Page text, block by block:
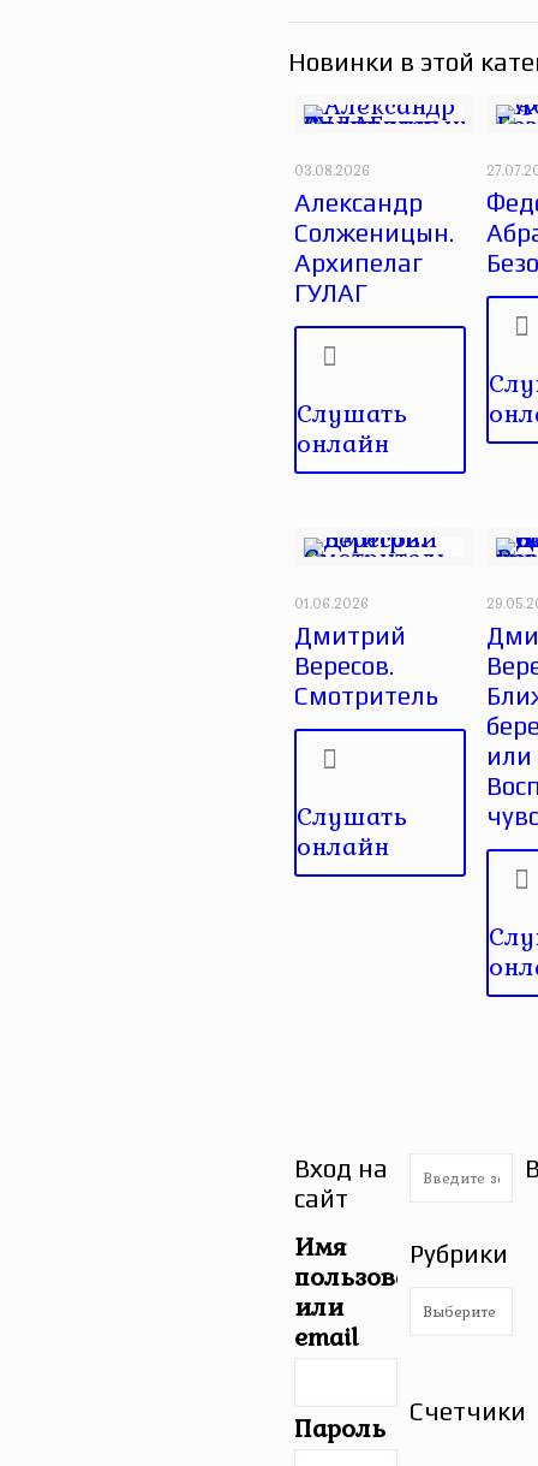
Новинки в этой
03.08.2026
Александр
Солженицын.
Архипелаг
ГУЛАГ
Слушать
онлайн
01.06.2026
Дмитрий
Вересов.
Смотритель
Слушать
онлайн
или
Вход на
сайт
Имя
пользователя
или
email
Пароль
Рубрики
Рубрики
Счетчики